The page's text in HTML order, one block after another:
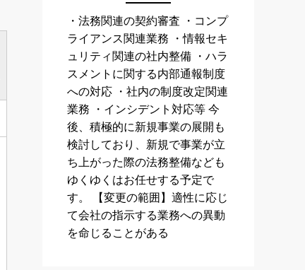
・法務関連の契約審査 ・コンプ
ライアンス関連業務 ・情報セキ
ュリティ関連の社内整備 ・ハラ
スメントに関する内部通報制度
への対応 ・社内の制度改定関連
業務 ・インシデント対応等 今
後、積極的に新規事業の展開も
検討しており、新規で事業が立
ち上がった際の法務整備なども
ゆくゆくはお任せする予定で
す。 【変更の範囲】適性に応じ
て会社の指示する業務への異動
を命じることがある